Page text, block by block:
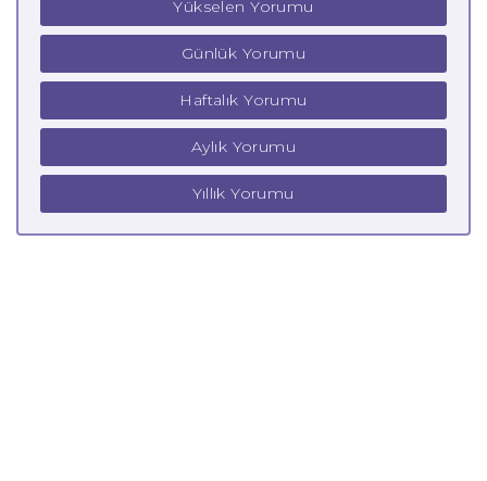
Yükselen Yorumu
Günlük Yorumu
Haftalık Yorumu
Aylık Yorumu
Yıllık Yorumu